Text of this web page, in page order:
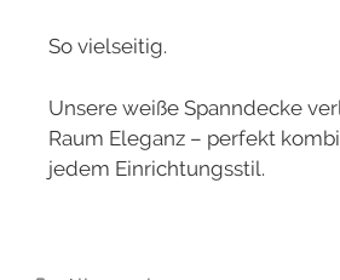
So vielseitig.
Unsere weiße Spanndecke
Raum Eleganz – perfekt
jedem Einrichtungsstil.